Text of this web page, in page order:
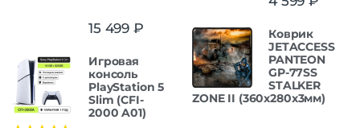
15 499 ₽
Игровая
консоль
PlayStation 5
Slim (CFI-
2000 A01)
Коврик
JETACCESS
PANTEON
GP-77SS
STALKER
ZONE II (360x280x3мм)